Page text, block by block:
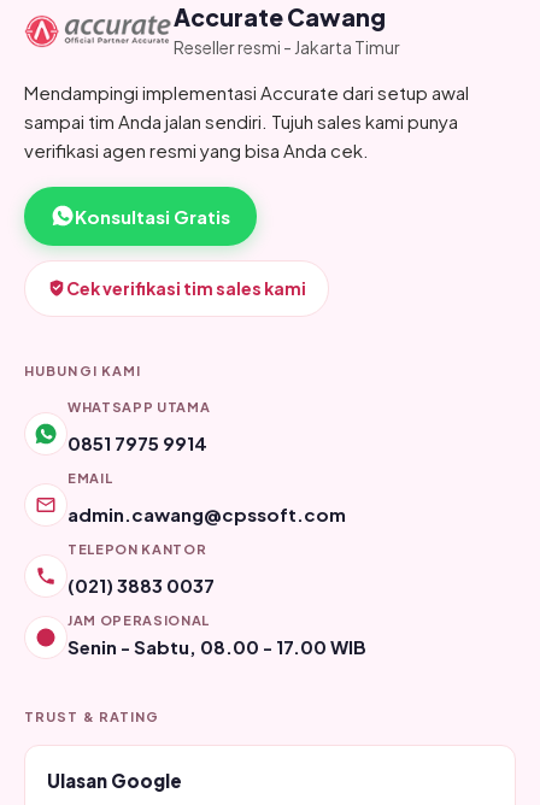
Accurate Cawang
Reseller resmi - Jakarta Timur
Mendampingi implementasi Accurate dari setup awal
sampai tim Anda jalan sendiri. Tujuh sales kami punya
verifikasi agen resmi yang bisa Anda cek.
Konsultasi Gratis
Cek verifikasi tim sales kami
HUBUNGI KAMI
WHATSAPP UTAMA
0851 7975 9914
EMAIL
admin.cawang@cpssoft.com
TELEPON KANTOR
(021) 3883 0037
JAM OPERASIONAL
Senin - Sabtu, 08.00 - 17.00 WIB
TRUST & RATING
Ulasan Google